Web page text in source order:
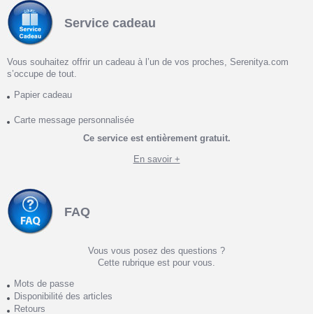
Service cadeau
Vous souhaitez offrir un cadeau à l’un de vos proches, Serenitya.com
s’occupe de tout.
Papier cadeau
Carte message personnalisée
Ce service est entièrement gratuit.
En savoir +
FAQ
Vous vous posez des questions ?
Cette rubrique est pour vous.
Mots de passe
Disponibilité des articles
Retours